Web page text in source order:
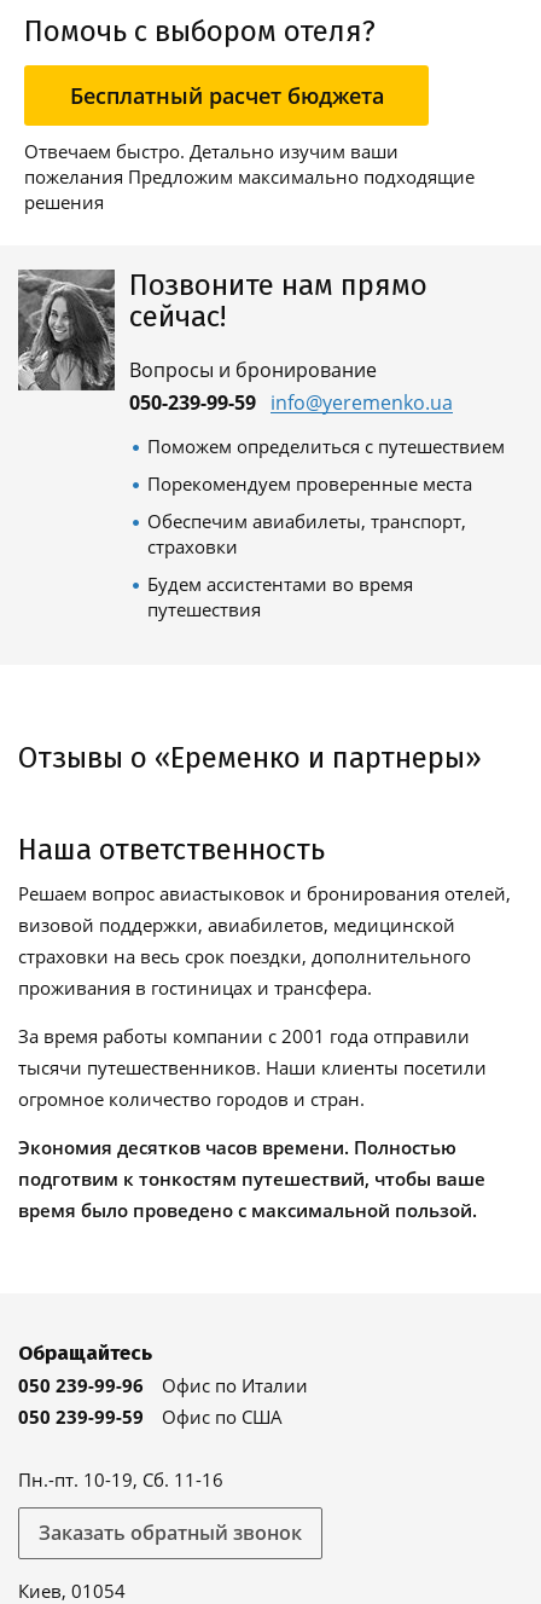
Помочь с выбором отеля?
Бесплатный расчет бюджета
Отвечаем быстро. Детально изучим ваши
пожелания Предложим максимально подходящие
решения
Позвоните нам прямо
сейчас!
Вопросы и бронирование
050-239-99-59 info@yeremenko.ua
Поможем определиться с путешествием
Порекомендуем проверенные места
Обеспечим авиабилеты, транспорт,
страховки
Будем ассистентами во время
путешествия
Отзывы о «Еременко и партнеры»
Наша ответственность
Решаем вопрос авиастыковок и бронирования отелей,
визовой поддержки, авиабилетов, медицинской
страховки на весь срок поездки, дополнительного
проживания в гостиницах и трансфера.
За время работы компании с 2001 года отправили
тысячи путешественников. Наши клиенты посетили
огромное количество городов и стран.
Экономия десятков часов времени. Полностью
подготвим к тонкостям путешествий, чтобы ваше
время было проведено с максимальной пользой.
Обращайтесь
050 239-99-96
Офис по Италии
050 239-99-59
Офис по США
Пн.-пт. 10-19, Сб. 11-16
Заказать обратный звонок
Киев, 01054